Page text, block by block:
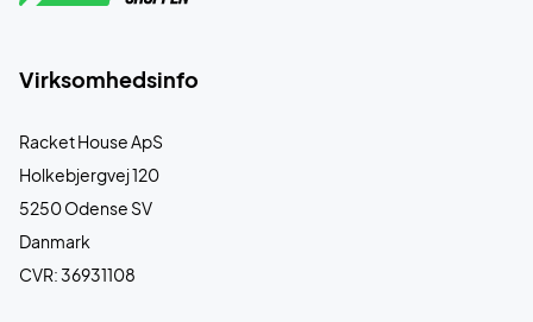
Virksomhedsinfo
Racket House ApS
Holkebjergvej 120
5250 Odense SV
Danmark
CVR: 36931108